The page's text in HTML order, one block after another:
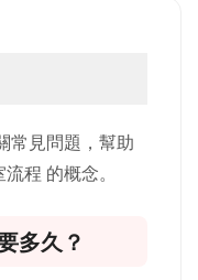
常見問題，幫助
程 的概念。
多久？